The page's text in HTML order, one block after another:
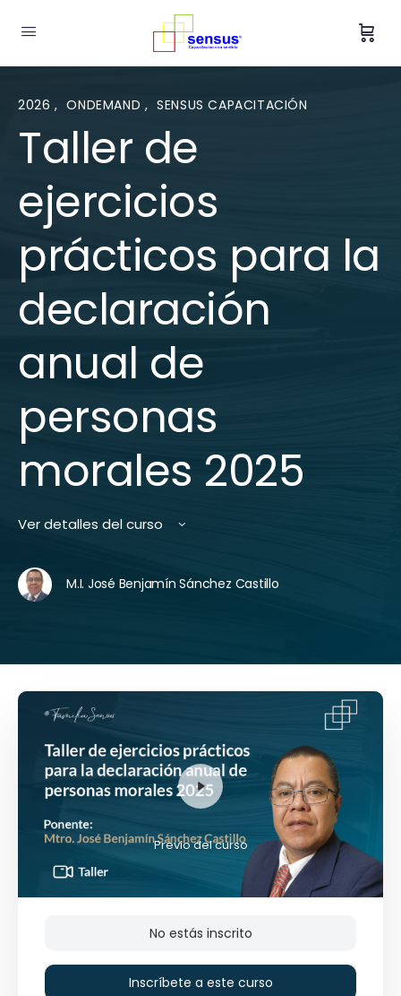
2026, ONDEMAND , SENSUS CAPACITACIÓN
Taller de
ejercicios
prácticos para la
declaración
anual de
personas
morales 2025
Ver detalles del curso
M.I. José Benjamín Sánchez Castillo
Previo del curso
No estás inscrito
Inscríbete a este curso